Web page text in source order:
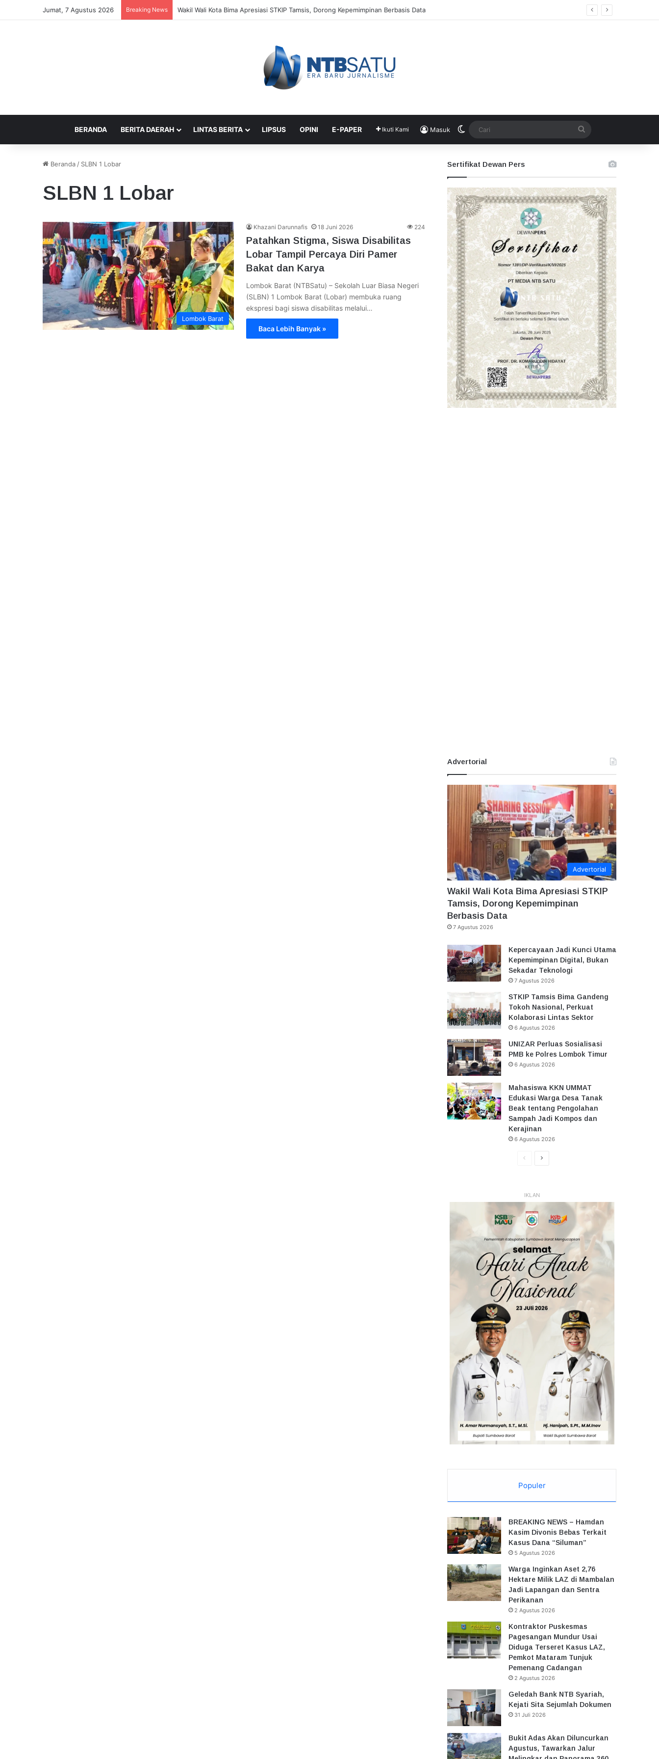
Jumat, 7 Agustus 2026 Breaking News Kepercayaan Jadi Kunci Utama Kepemimpinan Digital, Bukan Sekadar Teknologi
BERANDA BERITA DAERAH LINTAS BERITA LIPSUS OPINI E-PAPER Ikuti Kami Masuk Switch skin
Beranda / SLBN 1 Lobar
SLBN 1 Lobar
Lombok Barat
Khazani Darunnafis 18 Juni 2026 224
Patahkan Stigma, Siswa Disabilitas
Lobar Tampil Percaya Diri Pamer
Bakat dan Karya
Lombok Barat (NTBSatu) – Sekolah Luar Biasa Negeri
(SLBN) 1 Lombok Barat (Lobar) membuka ruang
ekspresi bagi siswa disabilitas melalui…
Baca Lebih Banyak »
Sertifikat Dewan Pers
Advertorial
Advertorial
Wakil Wali Kota Bima Apresiasi STKIP
Tamsis, Dorong Kepemimpinan
Berbasis Data
7 Agustus 2026
Kepercayaan Jadi Kunci Utama
Kepemimpinan Digital, Bukan
Sekadar Teknologi
7 Agustus 2026
STKIP Tamsis Bima Gandeng
Tokoh Nasional, Perkuat
Kolaborasi Lintas Sektor
6 Agustus 2026
UNIZAR Perluas Sosialisasi
PMB ke Polres Lombok Timur
6 Agustus 2026
Mahasiswa KKN UMMAT
Edukasi Warga Desa Tanak
Beak tentang Pengolahan
Sampah Jadi Kompos dan
Kerajinan
6 Agustus 2026
HalamanHalaman
IKLAN
Populer
BREAKING NEWS – Hamdan
Kasim Divonis Bebas Terkait
Kasus Dana “Siluman”
5 Agustus 2026
Warga Inginkan Aset 2,76
Hektare Milik LAZ di Mambalan
Jadi Lapangan dan Sentra
Perikanan
2 Agustus 2026
Kontraktor Puskesmas
Pagesangan Mundur Usai
Diduga Terseret Kasus LAZ,
Pemkot Mataram Tunjuk
Pemenang Cadangan
2 Agustus 2026
Geledah Bank NTB Syariah,
Kejati Sita Sejumlah Dokumen
31 Juli 2026
Bukit Adas Akan Diluncurkan
Agustus, Tawarkan Jalur